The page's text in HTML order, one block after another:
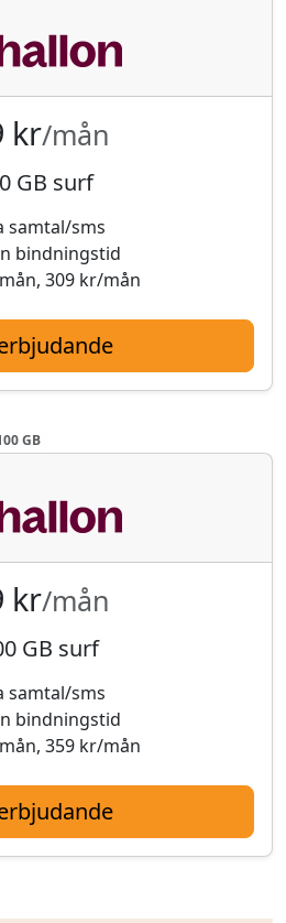
kr/mån
GB surf
samtal/sms
bindningstid
309 kr/mån
GB
kr/mån
GB surf
samtal/sms
bindningstid
359 kr/mån